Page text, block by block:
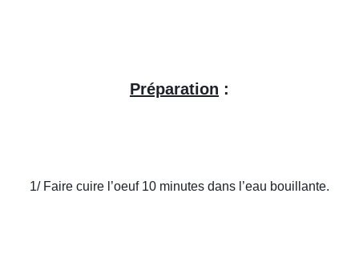
Préparation :
1/ Faire cuire l’oeuf 10 minutes dans l’eau bouillante.